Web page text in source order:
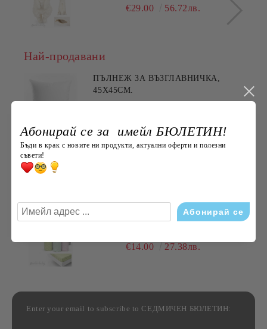
€29.00 56.72лв.
Най-продавани
ПЪЛНЕЖ ЗА ВЪЗГЛАВНИЧКА,
45X45СМ.
ХАВЛИЯ ЗА РЪЦЕ, 100% ПАМУК,
ДОЛЕН ЧАРШАФ С ЛАСТИК,
РАЗЛИЧНИ РАЗМЕРИ
€14.00 27.38лв.
Enter your email to subscribe to СЕДМИЧЕН БЮЛЕТИН:
Абонирай се за имейл БЮЛЕТИН!
Бъди в крак с новите ни продукти, актуални оферти и полезни
съвети!